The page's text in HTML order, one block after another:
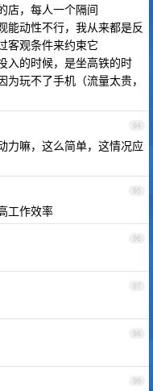
店，每人一个隔间
能动性不行，我从来都是反
客观条件来约束它
入的时候，是坐高铁的时
玩不了手机（流量太贵，
94
力嘛，这么简单，这情况应
95
工作效率
96
97
98
99